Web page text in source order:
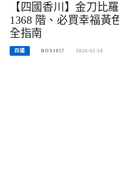
【四國香川】金刀比
1368 階、必買幸福黃
全指南
四國 BOX1817 2026-02-18